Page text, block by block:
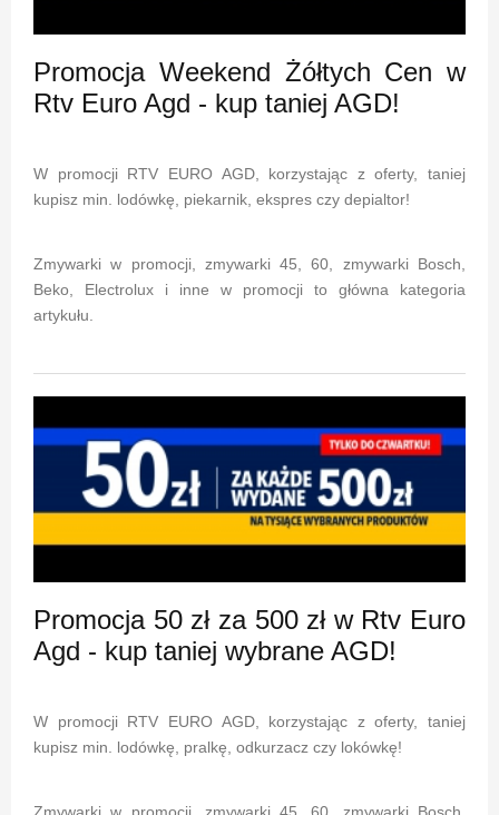
Promocja Weekend Żółtych Cen w
Rtv Euro Agd - kup taniej AGD!
W promocji RTV EURO AGD, korzystając z oferty, taniej
kupisz min. lodówkę, piekarnik, ekspres czy depialtor!
Zmywarki w promocji, zmywarki 45, 60, zmywarki Bosch,
Beko, Electrolux i inne w promocji to główna kategoria
artykułu.
Promocja 50 zł za 500 zł w Rtv Euro
Agd - kup taniej wybrane AGD!
W promocji RTV EURO AGD, korzystając z oferty, taniej
kupisz min. lodówkę, pralkę, odkurzacz czy lokówkę!